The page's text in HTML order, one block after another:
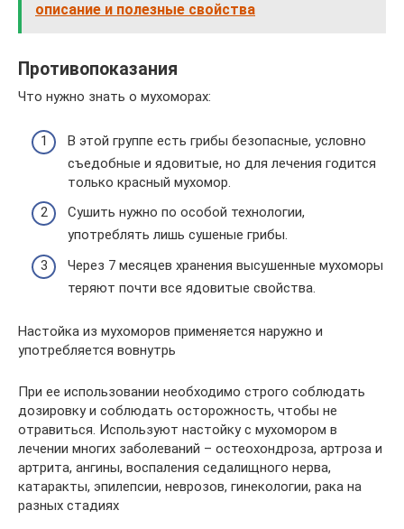
описание и полезные свойства
Противопоказания
Что нужно знать о мухоморах:
В этой группе есть грибы безопасные, условно
съедобные и ядовитые, но для лечения годится
только красный мухомор.
Сушить нужно по особой технологии,
употреблять лишь сушеные грибы.
Через 7 месяцев хранения высушенные мухоморы
теряют почти все ядовитые свойства.
Настойка из мухоморов применяется наружно и
употребляется вовнутрь
При ее использовании необходимо строго соблюдать
дозировку и соблюдать осторожность, чтобы не
отравиться. Используют настойку с мухомором в
лечении многих заболеваний – остеохондроза, артроза и
артрита, ангины, воспаления седалищного нерва,
катаракты, эпилепсии, неврозов, гинекологии, рака на
разных стадиях